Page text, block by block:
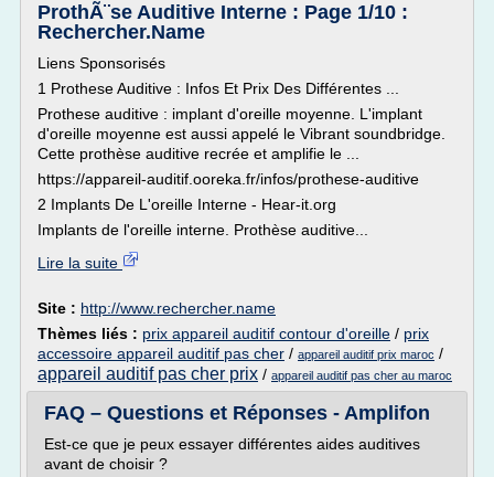
ProthÃ¨se Auditive Interne : Page 1/10 :
Rechercher.Name
Liens Sponsorisés
1 Prothese Auditive : Infos Et Prix Des Différentes ...
Prothese auditive : implant d'oreille moyenne. L'implant
d'oreille moyenne est aussi appelé le Vibrant soundbridge.
Cette prothèse auditive recrée et amplifie le ...
https://appareil-auditif.ooreka.fr/infos/prothese-auditive
2 Implants De L'oreille Interne - Hear-it.org
Implants de l'oreille interne. Prothèse auditive...
Lire la suite
Site : http://www.rechercher.name
Thèmes liés : prix appareil auditif contour d'oreille / prix
accessoire appareil auditif pas cher / appareil auditif prix maroc /
appareil auditif pas cher prix / appareil auditif pas cher au maroc
FAQ – Questions et Réponses - Amplifon
Est-ce que je peux essayer différentes aides auditives
avant de choisir ?